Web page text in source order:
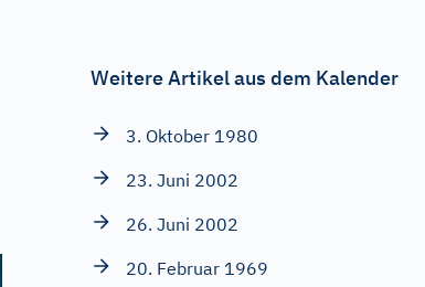
Weitere Artikel aus dem Kalender
3. Oktober 1980
23. Juni 2002
26. Juni 2002
20. Februar 1969